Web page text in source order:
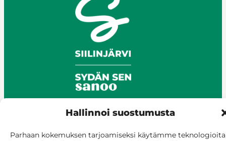
Hallinnoi suostumusta
Parhaan kokemuksen tarjoamiseksi käytämme
© Siilinjärvi 2025